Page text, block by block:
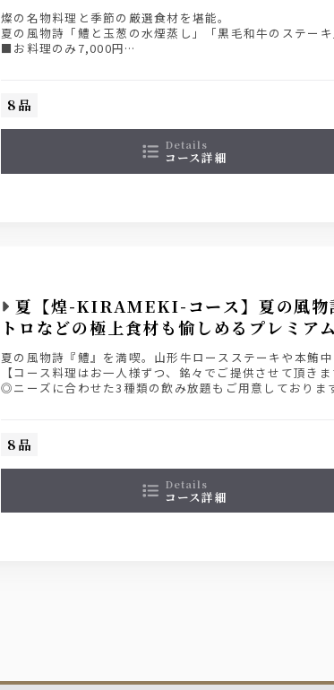
燦の名物料理と季節の厳選食材を堪能。
夏の風物詩「鱧と玉葱の水煙蒸し」「黒毛和牛のステー
■お料理のみ7,000円
※各種飲み放題の詳細は【コース詳細】にてご確認くださ
8品
details
コース詳細
夏【煌-KIRAMEKI-コース】夏の風物
トロなどの極上食材も愉しめるプレミア
夏の風物詩『鱧』を満喫。山形牛ロースステーキや本鮪
【コース料理はお一人様ずつ、銘々でご提供させて頂きま
◎ニーズに合わせた3種類の飲み放題もご用意しております
■プレミアム飲み放題付き12,500円（＋3,500円）
8品
details
コース詳細